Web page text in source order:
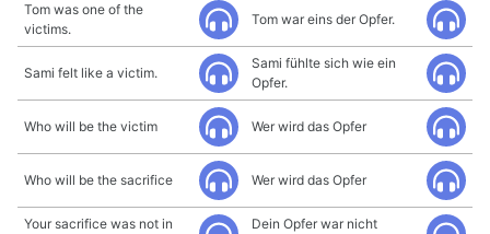
Tom was one of the
victims.
Tom war eins der Opfer.
Sami felt like a victim.
Sami fühlte sich wie ein
Opfer.
Who will be the victim Wer wird das Opfer
Who will be the sacrifice Wer wird das Opfer
Your sacrifice was not in
Dein Opfer war nicht